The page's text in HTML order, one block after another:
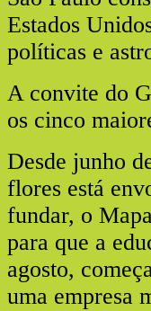
Estados
políticas e
A convite do
os cinco
Desde junho
flores está
fundar, o
para que a
agosto,
uma empresa